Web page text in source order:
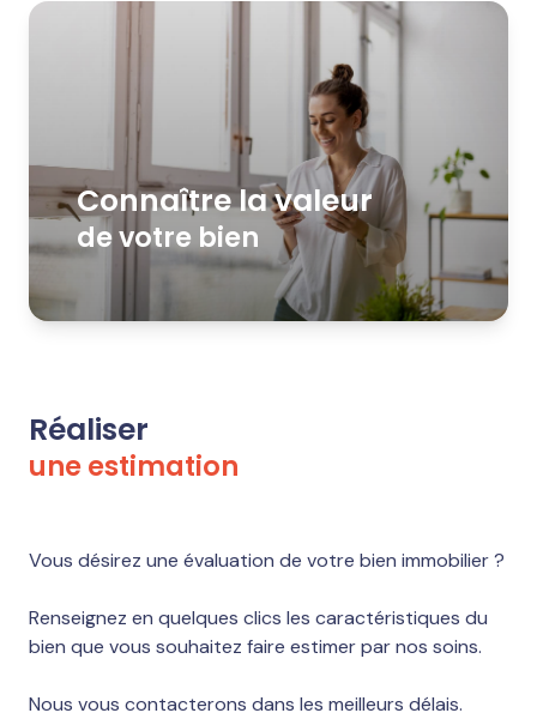
avis
Connaître la valeur
de votre bien
Réaliser
une estimation
Vous désirez une évaluation de votre bien immobilier ?
Renseignez en quelques clics les caractéristiques du
bien que vous souhaitez faire estimer par nos soins.
Nous vous contacterons dans les meilleurs délais.